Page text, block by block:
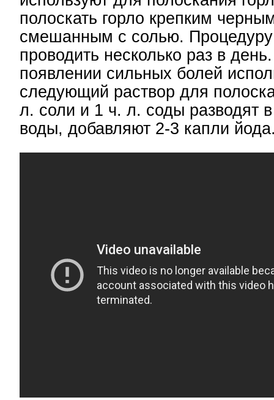
полоскать горло крепким
смешанным с солью. Процедуру
проводить несколько раз в
появлении сильных болей
следующий раствор для
л. соли и 1 ч. л. соды разводят
воды, добавляют 2-3 капли